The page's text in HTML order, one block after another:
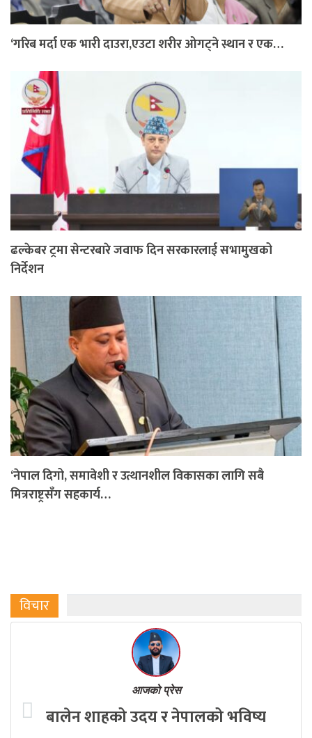
‘गरिब मर्दा एक भारी दाउरा,एउटा शरीर ओगट्ने स्थान र एक…
ढल्केबर ट्रमा सेन्टरबारे जवाफ दिन सरकारलाई सभामुखको
निर्देशन
‘नेपाल दिगो, समावेशी र उत्थानशील विकासका लागि सबै
मित्रराष्ट्रसँग सहकार्य…
विचार
आजको प्रेस
बालेन शाहको उदय र नेपालको भविष्य